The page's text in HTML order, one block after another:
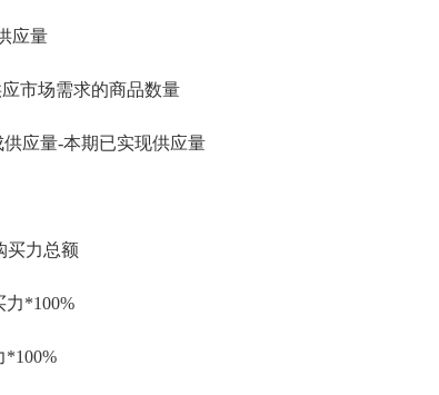
应量
市场需求的商品数量
应量-本期已实现供应量
力总额
*100%